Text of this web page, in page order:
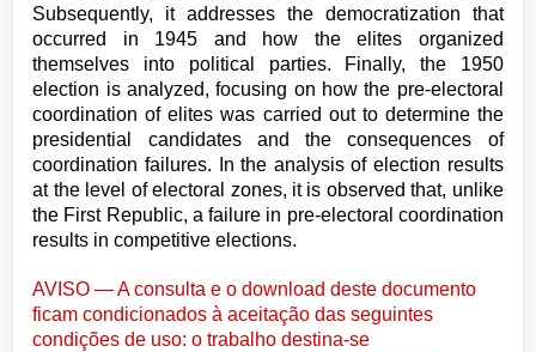
Subsequently, it addresses the democratization that
occurred in 1945 and how the elites organized
themselves into political parties. Finally, the 1950
election is analyzed, focusing on how the pre-electoral
coordination of elites was carried out to determine the
presidential candidates and the consequences of
coordination failures. In the analysis of election results
at the level of electoral zones, it is observed that, unlike
the First Republic, a failure in pre-electoral coordination
results in competitive elections.
AVISO — A consulta e o download deste documento
ficam condicionados à aceitação das seguintes
condições de uso: o trabalho destina-se